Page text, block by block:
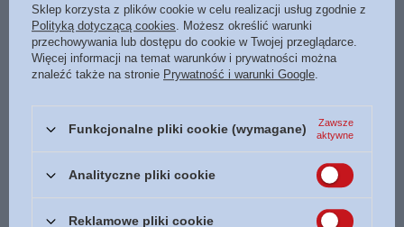
Pieśń nad pieśniami -
Watchman Nee - oprawa
miękka
Duch Święty i rzeczywistość -
Watchman Nee - oprawa
miękka
Sklep korzysta z plików cookie w celu realizacji usług zgodnie z
Polityką dotyczącą cookies. Możesz określić warunki
przechowywania lub dostępu do cookie w Twojej przeglądarce.
Więcej informacji na temat warunków i prywatności można
znaleźć także na stronie Prywatność i warunki Google.
Funkcjonalne pliki cookie (wymagane)
Zawsze
aktywne
Analityczne pliki cookie
Reklamowe pliki cookie